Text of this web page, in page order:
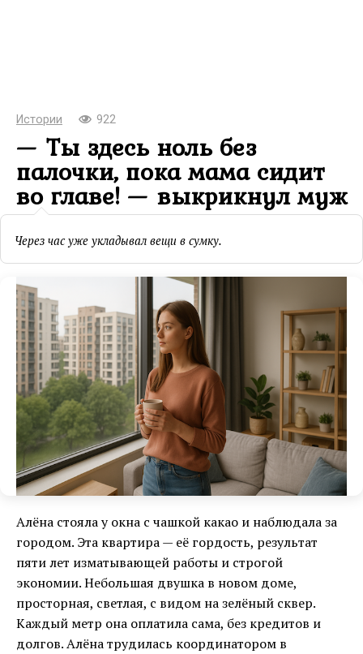
Истории 922
— Ты здесь ноль без
палочки, пока мама сидит
во главе! — выкрикнул муж
Через час уже укладывал вещи в сумку.
Алёна стояла у окна с чашкой какао и наблюдала за
городом. Эта квартира — её гордость, результат
пяти лет изматывающей работы и строгой
экономии. Небольшая двушка в новом доме,
просторная, светлая, с видом на зелёный сквер.
Каждый метр она оплатила сама, без кредитов и
долгов. Алёна трудилась координатором в